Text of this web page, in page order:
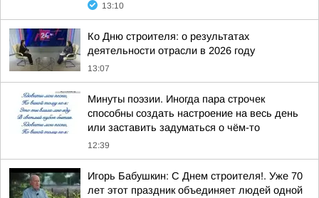
13:10
Ко Дню строителя: о результатах
деятельности отрасли в 2026 году
13:07
Минуты поэзии. Иногда пара строчек
способны создать настроение на весь день
или заставить задуматься о чём-то
12:39
Игорь Бабушкин: С Днем строителя!. Уже 70
лет этот праздник объединяет людей одной